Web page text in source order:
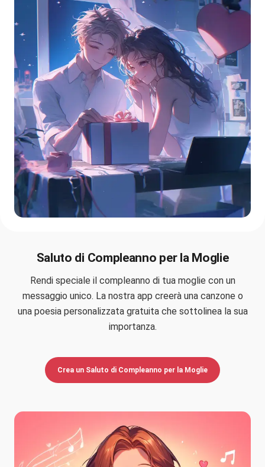
Saluto di Compleanno per la Moglie
Rendi speciale il compleanno di tua moglie con un
messaggio unico. La nostra app creerà una canzone o
una poesia personalizzata gratuita che sottolinea la sua
importanza.
Crea un Saluto di Compleanno per la Moglie